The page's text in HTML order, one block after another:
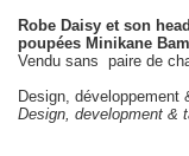
Robe Daisy et son
poupées Minikane
Vendu sans paire de
Design, développement
Design, development &